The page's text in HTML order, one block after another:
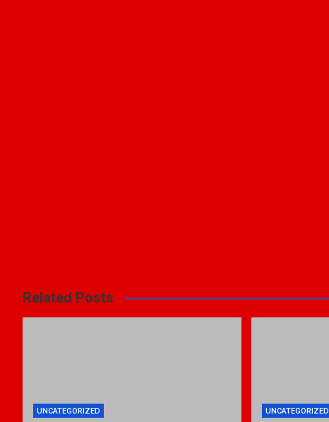
Related Posts
UNCATEGORIZED UNCATEGORIZED